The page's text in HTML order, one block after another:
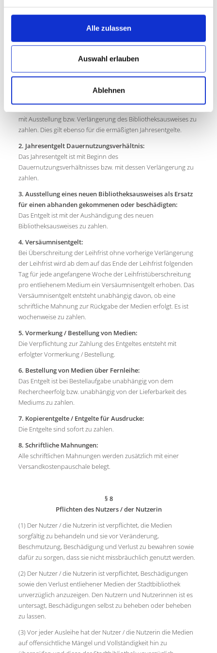
Alle zulassen
Auswahl erlauben
Ablehnen
Entgelte
Stadtbibliothek werden Entgelte nach dieser Benutzungs- und
Entgeltordnung sowie ihrer „Anlage 1 Entgelte“ erhoben. Zur
mit Ausstellung bzw. Verlängerung des Bibliotheksausweises zu
zahlen. Dies gilt ebenso für die ermäßigten Jahresentgelte.
2. Jahresentgelt Dauernutzungsverhältnis:
Das Jahresentgelt ist mit Beginn des
Dauernutzungsverhältnisses bzw. mit dessen Verlängerung zu
zahlen.
3. Ausstellung eines neuen Bibliotheksausweises als Ersatz
für einen abhanden gekommenen oder beschädigten:
Das Entgelt ist mit der Aushändigung des neuen
Bibliotheksausweises zu zahlen.
4. Versäumnisentgelt:
Bei Überschreitung der Leihfrist ohne vorherige Verlängerung
der Leihfrist wird ab dem auf das Ende der Leihfrist folgenden
Tag für jede angefangene Woche der Leihfristüberschreitung
pro entliehenem Medium ein Versäumnisentgelt erhoben. Das
Versäumnisentgelt entsteht unabhängig davon, ob eine
schriftliche Mahnung zur Rückgabe der Medien erfolgt. Es ist
wochenweise zu zahlen.
5. Vormerkung / Bestellung von Medien:
Die Verpflichtung zur Zahlung des Entgeltes entsteht mit
erfolgter Vormerkung / Bestellung.
6. Bestellung von Medien über Fernleihe:
Das Entgelt ist bei Bestellaufgabe unabhängig von dem
Rechercheerfolg bzw. unabhängig von der Lieferbarkeit des
Mediums zu zahlen.
7. Kopierentgelte / Entgelte für Ausdrucke:
Die Entgelte sind sofort zu zahlen.
8. Schriftliche Mahnungen:
Alle schriftlichen Mahnungen werden zusätzlich mit einer
Versandkostenpauschale belegt.
§ 8
Pflichten des Nutzers / der Nutzerin
(1) Der Nutzer / die Nutzerin ist verpflichtet, die Medien
sorgfältig zu behandeln und sie vor Veränderung,
Beschmutzung, Beschädigung und Verlust zu bewahren sowie
dafür zu sorgen, dass sie nicht missbräuchlich genutzt werden.
(2) Der Nutzer / die Nutzerin ist verpflichtet, Beschädigungen
sowie den Verlust entliehener Medien der Stadtbibliothek
unverzüglich anzuzeigen. Den Nutzern und Nutzerinnen ist es
untersagt, Beschädigungen selbst zu beheben oder beheben
zu lassen.
(3) Vor jeder Ausleihe hat der Nutzer / die Nutzerin die Medien
auf offensichtliche Mängel und Vollständigkeit hin zu